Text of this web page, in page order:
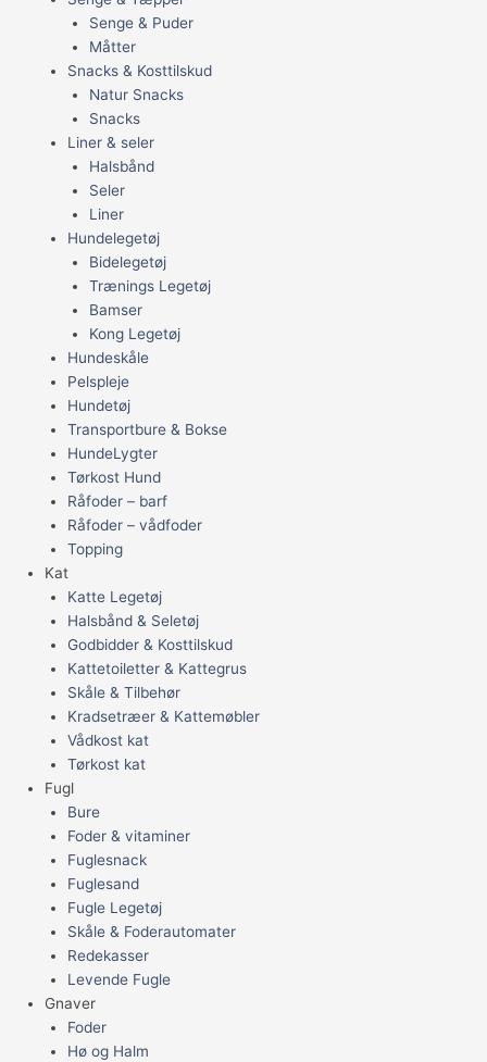
Senge & Puder
Måtter
Snacks & Kosttilskud
Natur Snacks
Snacks
Liner & seler
Halsbånd
Seler
Liner
Hundelegetøj
Bidelegetøj
Trænings Legetøj
Bamser
Kong Legetøj
Hundeskåle
Pelspleje
Hundetøj
Transportbure & Bokse
HundeLygter
Tørkost Hund
Råfoder – barf
Råfoder – vådfoder
Topping
Kat
Katte Legetøj
Halsbånd & Seletøj
Godbidder & Kosttilskud
Kattetoiletter & Kattegrus
Skåle & Tilbehør
Kradsetræer & Kattemøbler
Vådkost kat
Tørkost kat
Fugl
Bure
Foder & vitaminer
Fuglesnack
Fuglesand
Fugle Legetøj
Skåle & Foderautomater
Redekasser
Levende Fugle
Gnaver
Foder
Hø og Halm